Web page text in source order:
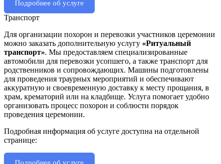
Подробнее об услуге
Транспорт
Для организации похорон и перевозки участников церемонии
можно заказать дополнительную услугу «Ритуальный
транспорт». Мы предоставляем специализированные
автомобили для перевозки усопшего, а также транспорт для
родственников и сопровождающих. Машины подготовлены
для проведения траурных мероприятий и обеспечивают
аккуратную и своевременную доставку к месту прощания, в
храм, крематорий или на кладбище. Услуга помогает удобно
организовать процесс похорон и соблюсти порядок
проведения церемонии.
Подробная информация об услуге доступна на отдельной
странице:
Подробнее об услуге